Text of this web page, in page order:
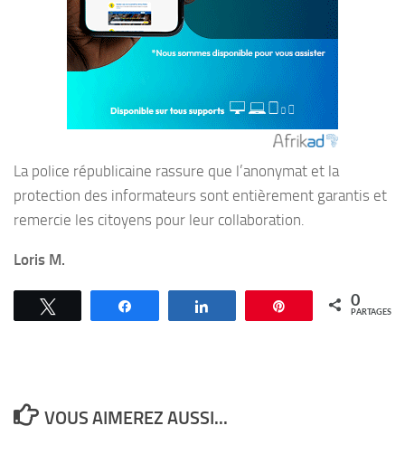
La police républicaine rassure que l’anonymat et la
protection des informateurs sont entièrement garantis et
remercie les citoyens pour leur collaboration.
Loris M.
Épingle 0
PARTAGES
VOUS AIMEREZ AUSSI...